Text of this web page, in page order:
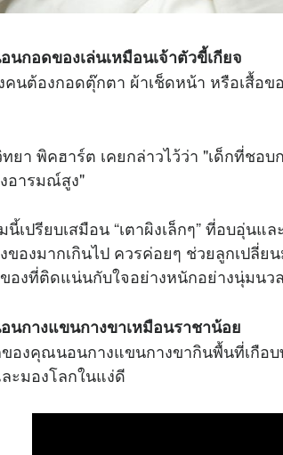
นกอดของเล่นเหมือนเจ้าตัวขี้เกียจ
คนต้องกอดตุ๊กตา ผ้าเช็ดหน้า หรือเสื้อ
ยา พิคฮาร์ต เคยกล่าวไว้ว่า "เด็กที่ชอ
อารมณ์สูง"
นี้เปรียบเสมือน “เตาผิงเล็กๆ” ที่อบอุ่น
ของมากเกินไป ควรค่อยๆ ช่วยลูกเปลี่
องที่ติดแน่นกับใจอย่างหนักอย่างนุ่มนวล
นกางแขนกางขาเหมือนราชาน้อย
องคุณนอนกางแขนกางขากินพื้นที่เกือ
ะมองโลกในแง่ดี